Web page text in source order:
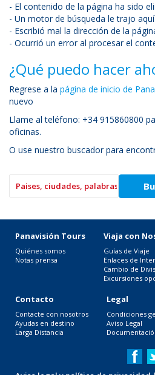
- El contenido de la página ha sido
- Un motor de búsqueda le trajo
- Escribió mal la dirección de la
- Ocurrió un error al procesar el
¿Qué puedo hacer
Regrese a la página de inicio de
nuevo
Llame al teléfono: +34 915860800
oficinas.
O use nuestro buscador para
Panavisión Tours
Quiénes somos
Notas prensa
Viaja con
Guías de Viaje
Enlaces de
Cambio de
Excursiones
Contacto
Contacte con nosotros
Ayudas en destino
Larga Distancia
Legal
Condiciones
Aviso Legal